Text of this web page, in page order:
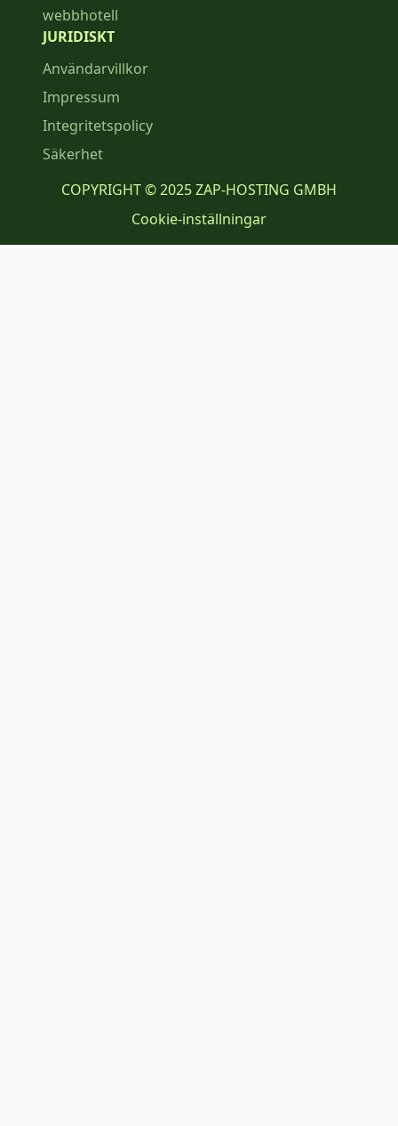
webbhotell
JURIDISKT
Användarvillkor
Impressum
Integritetspolicy
Säkerhet
COPYRIGHT © 2025 ZAP-HOSTING GMBH
Cookie-inställningar